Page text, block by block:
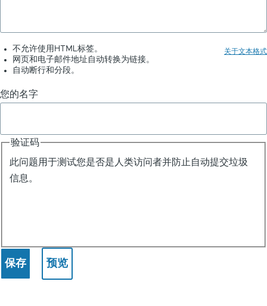
例
关于文本格式
不允许使用HTML标签。
网页和电子邮件地址自动转换为链接。
自动断行和分段。
您的名字
验证码
此问题用于测试您是否是人类访问者并防止自动提交垃圾
信息。